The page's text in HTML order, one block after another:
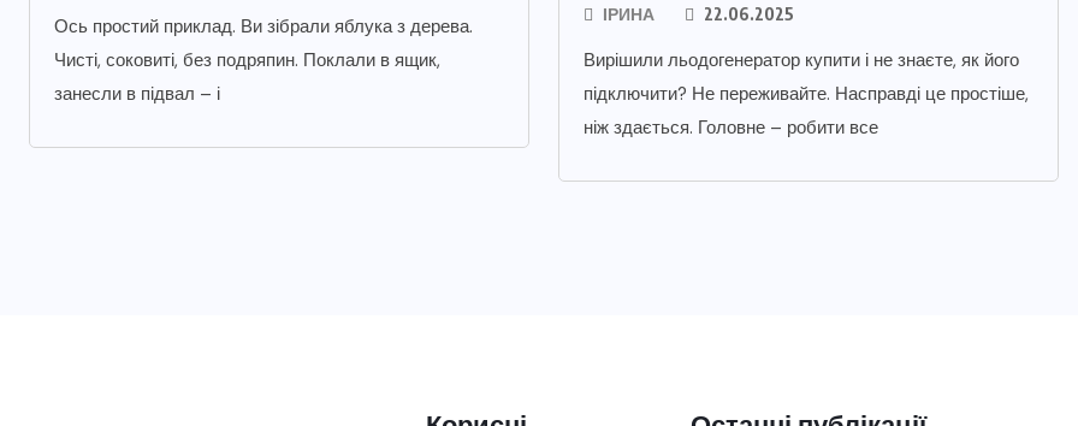
Ось простий приклад. Ви зібрали яблука з дерева.
Чисті, соковиті, без подряпин. Поклали в ящик,
занесли в підвал – і
ІРИНА 22.06.2025
Вирішили льодогенератор купити і не знаєте, як його
підключити? Не переживайте. Насправді це простіше,
ніж здається. Головне – робити все